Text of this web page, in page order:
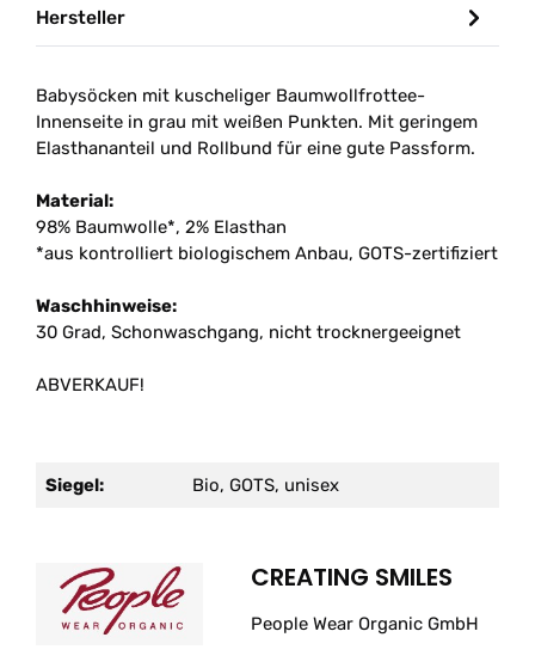
Hersteller
Babysöcken mit kuscheliger Baumwollfrottee-
Innenseite in grau mit weißen Punkten. Mit geringem
Elasthananteil und Rollbund für eine gute Passform.
Material:
98% Baumwolle*, 2% Elasthan
*aus kontrolliert biologischem Anbau, GOTS-zertifiziert
Waschhinweise:
30 Grad, Schonwaschgang, nicht trocknergeeignet
ABVERKAUF!
Siegel: Bio, GOTS, unisex
CREATING SMILES
People Wear Organic GmbH